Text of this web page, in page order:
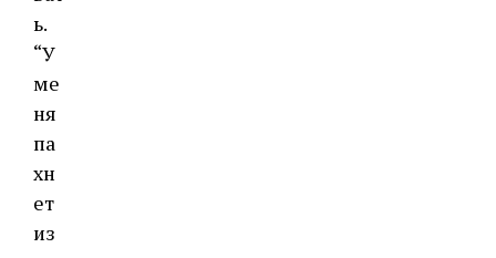
ь.
“У
ме
ня
па
хн
ет
из